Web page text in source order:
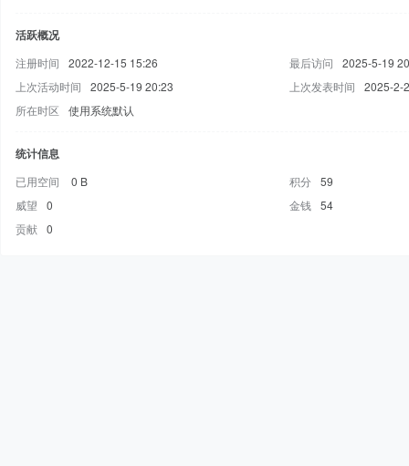
活跃概况
注册时间 2022-12-15 15:26 最后访问
2025-5-19
上次活动时间
2025-5-19 20:23 上次发表时间
2025-2-
所在时区
使用系统默认
统计信息
已用空间 0 B 积分 59
威望
0 金钱 54
贡献 0